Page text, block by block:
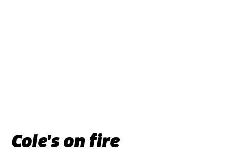
Cole's on fire